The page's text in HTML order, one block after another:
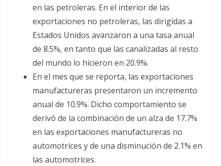
en las petroleras. En el interior de las
exportaciones no petroleras, las dirigidas a
Estados Unidos avanzaron a una tasa anual
de 8.5%, en tanto que las canalizadas al resto
del mundo lo hicieron en 20.9%.
En el mes que se reporta, las exportaciones
manufactureras presentaron un incremento
anual de 10.9%. Dicho comportamiento se
derivó de la combinación de un alza de 17.7%
en las exportaciones manufactureras no
automotrices y de una disminución de 2.1% en
las automotrices.